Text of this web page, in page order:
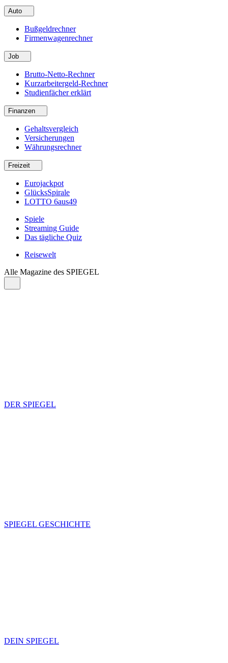
Auto
Bußgeldrechner
Firmenwagenrechner
Job
Brutto-Netto-Rechner
Kurzarbeitergeld-Rechner
Studienfächer erklärt
Finanzen
Gehaltsvergleich
Versicherungen
Währungsrechner
Freizeit
Eurojackpot
GlücksSpirale
LOTTO 6aus49
Spiele
Streaming Guide
Das tägliche Quiz
Reisewelt
Alle Magazine des SPIEGEL
DER SPIEGEL
SPIEGEL GESCHICHTE
DEIN SPIEGEL